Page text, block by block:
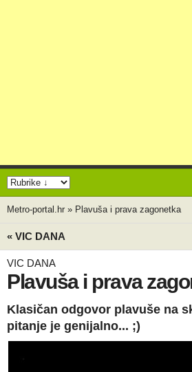
Metro-portal.hr » Plavuša i prava zagonetka
« VIC DANA
VIC DANA
Plavuša i prava
Klasičan odgovor plavuše na
pitanje je genijalno... ;)